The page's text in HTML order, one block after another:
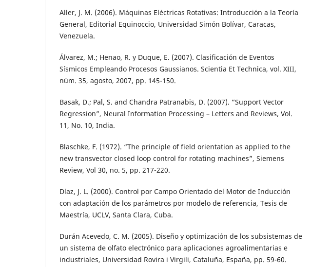
Aller, J. M. (2006). Máquinas Eléctricas Rotativas: Introducción a la Teoría
General, Editorial Equinoccio, Universidad Simón Bolívar, Caracas,
Venezuela.
Álvarez, M.; Henao, R. y Duque, E. (2007). Clasificación de Eventos
Sísmicos Empleando Procesos Gaussianos. Scientia Et Technica, vol. XIII,
núm. 35, agosto, 2007, pp. 145-150.
Basak, D.; Pal, S. and Chandra Patranabis, D. (2007). “Support Vector
Regression”, Neural Information Processing – Letters and Reviews, Vol.
11, No. 10, India.
Blaschke, F. (1972). “The principle of field orientation as applied to the
new transvector closed loop control for rotating machines”, Siemens
Review, Vol 30, no. 5, pp. 217-220.
Díaz, J. L. (2000). Control por Campo Orientado del Motor de Inducción
con adaptación de los parámetros por modelo de referencia, Tesis de
Maestría, UCLV, Santa Clara, Cuba.
Durán Acevedo, C. M. (2005). Diseño y optimización de los subsistemas de
un sistema de olfato electrónico para aplicaciones agroalimentarias e
industriales, Universidad Rovira i Virgili, Cataluña, España, pp. 59-60.